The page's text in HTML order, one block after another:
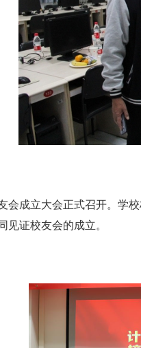
会成立大会正式召开。学校
证校友会的成立。